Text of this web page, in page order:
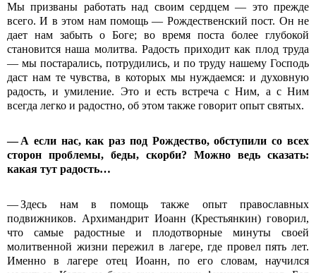
Мы призваны работать над своим сердцем — это прежде
всего. И в этом нам помощь — Рождественский пост. Он не
дает нам забыть о Боге; во время поста более глубокой
становится наша молитва. Радость приходит как плод труда
— мы постарались, потрудились, и по труду нашему Господь
даст нам те чувства, в которых мы нуждаемся: и духовную
радость, и умиление. Это и есть встреча с Ним, а с Ним
всегда легко и радостно, об этом также говорит опыт святых.
— А если нас, как раз под Рождество, обступили со всех
сторон проблемы, беды, скорби? Можно ведь сказать:
какая тут радость…
— Здесь нам в помощь также опыт православных
подвижников. Архимандрит Иоанн (Крестьянкин) говорил,
что самые радостные и плодотворные минуты своей
молитвенной жизни пережил в лагере, где провел пять лет.
Именно в лагере отец Иоанн, по его словам, научился